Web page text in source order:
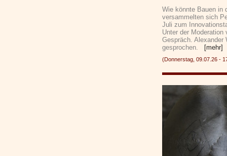
Wie könnte Bauen in
versammelten sich
Juli zum
Unter der
Gespräch. Alexander
gesprochen.
[mehr]
(Donnerstag, 09.07.26 -